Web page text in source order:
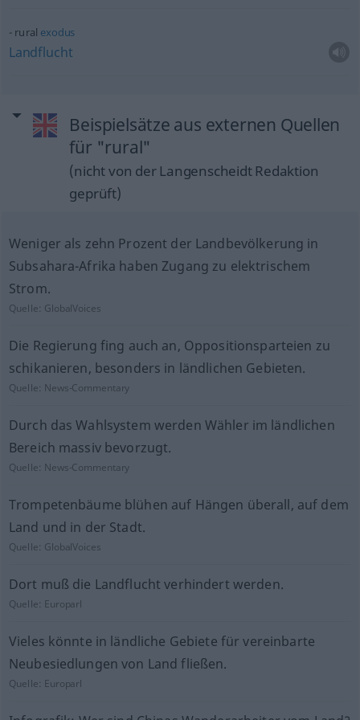
rural exodus
Landflucht
Beispielsätze aus externen Quellen
für "rural"
(nicht von der Langenscheidt Redaktion
geprüft)
Weniger als zehn Prozent der Landbevölkerung in
Subsahara-Afrika haben Zugang zu elektrischem
Strom.
Quelle: GlobalVoices
Die Regierung fing auch an, Oppositionsparteien zu
schikanieren, besonders in ländlichen Gebieten.
Quelle: News-Commentary
Durch das Wahlsystem werden Wähler im ländlichen
Bereich massiv bevorzugt.
Quelle: News-Commentary
Trompetenbäume blühen auf Hängen überall, auf dem
Land und in der Stadt.
Quelle: GlobalVoices
Dort muß die Landflucht verhindert werden.
Quelle: Europarl
Vieles könnte in ländliche Gebiete für vereinbarte
Neubesiedlungen von Land fließen.
Quelle: Europarl